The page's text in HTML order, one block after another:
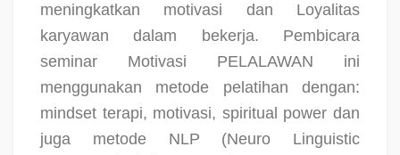
meningkatkan motivasi dan Loyalitas
karyawan dalam bekerja. Pembicara
seminar Motivasi PELALAWAN ini
menggunakan metode pelatihan dengan:
mindset terapi, motivasi, spiritual power dan
juga metode NLP (Neuro Linguistic